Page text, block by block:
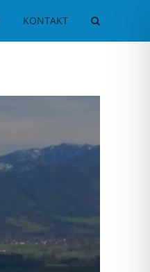
KONTAKT